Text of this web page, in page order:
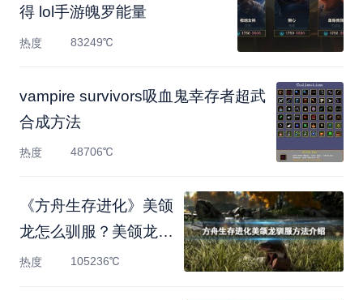
得 lol手游魄罗能量
热度 83249℃
vampire survivors吸血鬼幸存者超武
合成方法
热度 48706℃
《方舟生存进化》美颌
龙怎么驯服？美颌龙驯
服
热度 105236℃